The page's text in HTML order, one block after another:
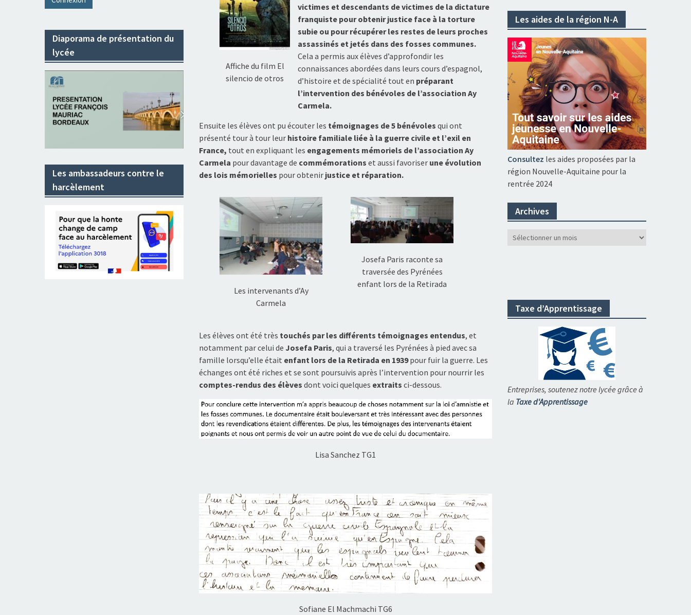
Affiche du film El
silencio de otros
victimes et descendants de victimes de la dictature
franquiste pour obtenir justice face à la torture
subie ou pour récupérer les restes de leurs proches
assassinés et jetés dans des fosses communes.
Cela a permis aux élèves d’approfondir les
connaissances abordées dans leurs cours d’espagnol,
d’histoire et de spécialité tout en préparant
l’intervention des bénévoles de l’association Ay
Carmela.
Ensuite les élèves ont pu écouter les témoignages de 5 bénévoles qui ont
présenté tour à tour leur histoire familiale liée à la guerre civile et l’exil en
France, tout en expliquant les engagements mémoriels de l’association Ay
Carmela pour davantage de commémorations et aussi favoriser une évolution
des lois mémorielles pour obtenir justice et réparation.
Les intervenants d’Ay
Carmela
Josefa Paris raconte sa
traversée des Pyrénées
enfant lors de la Retirada
Les élèves ont été très touchés par les différents témoignages entendus, et
notamment par celui de Josefa Paris, qui a traversé les Pyrénées à pied avec sa
famille lorsqu’elle était enfant lors de la Retirada en 1939pour fuir la guerre. Les
échanges ont été riches et se sont poursuivis après l’intervention pour nourrir les
comptes-rendus des élèves dont voici quelques extraits ci-dessous.
Lisa Sanchez TG1
Sofiane El Machmachi TG6
Les aides de la région N-A
Consultez les aides proposées par la
région Nouvelle-Aquitaine pour la
rentrée 2024
Archives
Archives
Taxe d’Apprentissage
Entreprises, soutenez notre lycée grâce à
la Taxe d'Apprentissage
Diaporama de présentation du
lycée
Les ambassadeurs contre le
harcèlement